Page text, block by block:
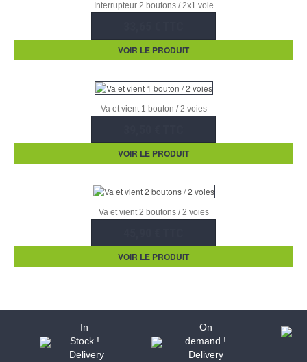
Interrupteur 2 boutons / 2x1 voie
VOIR LE PRODUIT
Va et vient 1 bouton / 2 voies
VOIR LE PRODUIT
Va et vient 2 boutons / 2 voies
VOIR LE PRODUIT
In
Stock !
Delivery
On
demand !
Delivery